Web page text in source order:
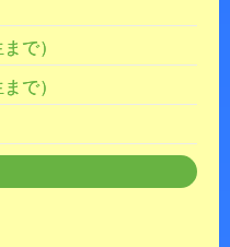
で）
で）